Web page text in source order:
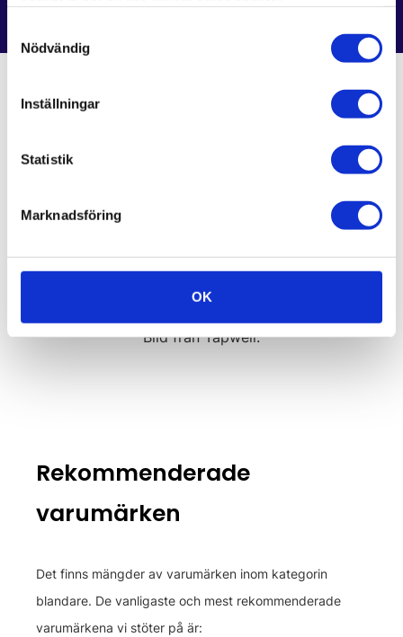
Nödvändig
Inställningar
Statistik
Marknadsföring
OK
Bild från Tapwell.
Rekommenderade
varumärken
Det finns mängder av varumärken inom kategorin
blandare. De vanligaste och mest rekommenderade
varumärkena vi stöter på är: